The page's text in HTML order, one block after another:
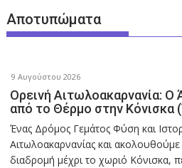
Αποτυπώματα
9 Αυγούστου 2026
Ορεινή Αιτωλοακαρνανία:
από το Θέρμο στην Κόνισκα
Ένας Δρόμος Γεμάτος Φύση και
Αιτωλοακαρνανίας και
διαδρομή μέχρι το χωριό Κόνισκα,